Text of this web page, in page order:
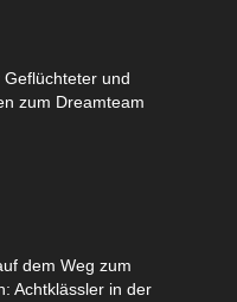
und
zum Dreamteam
dem Weg zum
Achtklässler in der